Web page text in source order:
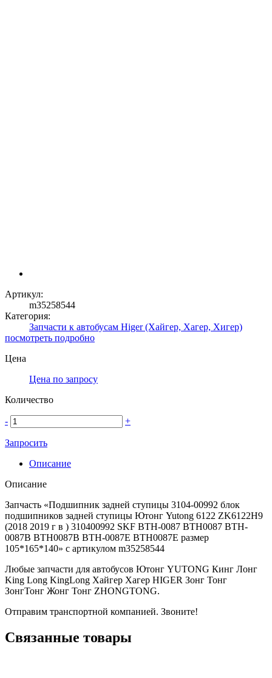
Артикул:
m35258544
Категория:
Запчасти к автобусам Higer (Хайгер, Хагер, Хигер)
посмотреть подробно
Цена
Цена по запросу
Количество
- +
Запросить
Описание
Описание
Запчасть «Подшипник задней ступицы 3104-00992 блок
подшипников задней ступицы Ютонг Yutong 6122 ZK6122H9
(2018 2019 г в ) 310400992 SKF BTH-0087 BTH0087 BTH-
0087B BTH0087B BTH-0087E BTH0087E размер
105*165*140» с артикулом m35258544
Любые запчасти для автобусов Ютонг YUTONG Кинг Лонг
King Long KingLong Хайгер Хагер HIGER Зонг Тонг
ЗонгТонг Жонг Тонг ZHONGTONG.
Отправим транспортной компанией. Звоните!
Связанные товары